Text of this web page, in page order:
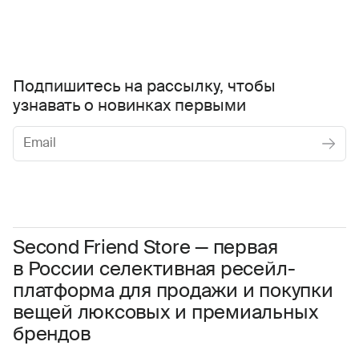
Second Friend Store — первая
в России селективная ресейл-
платформа для продажи и покупки
вещей люксовых и премиальных
брендов
Подпишитесь на рассылку, чтобы
узнавать о новинках первыми
Соглашаюсь с условиями Пользовательского соглашения
Даю согласие на получение рекламной информации.